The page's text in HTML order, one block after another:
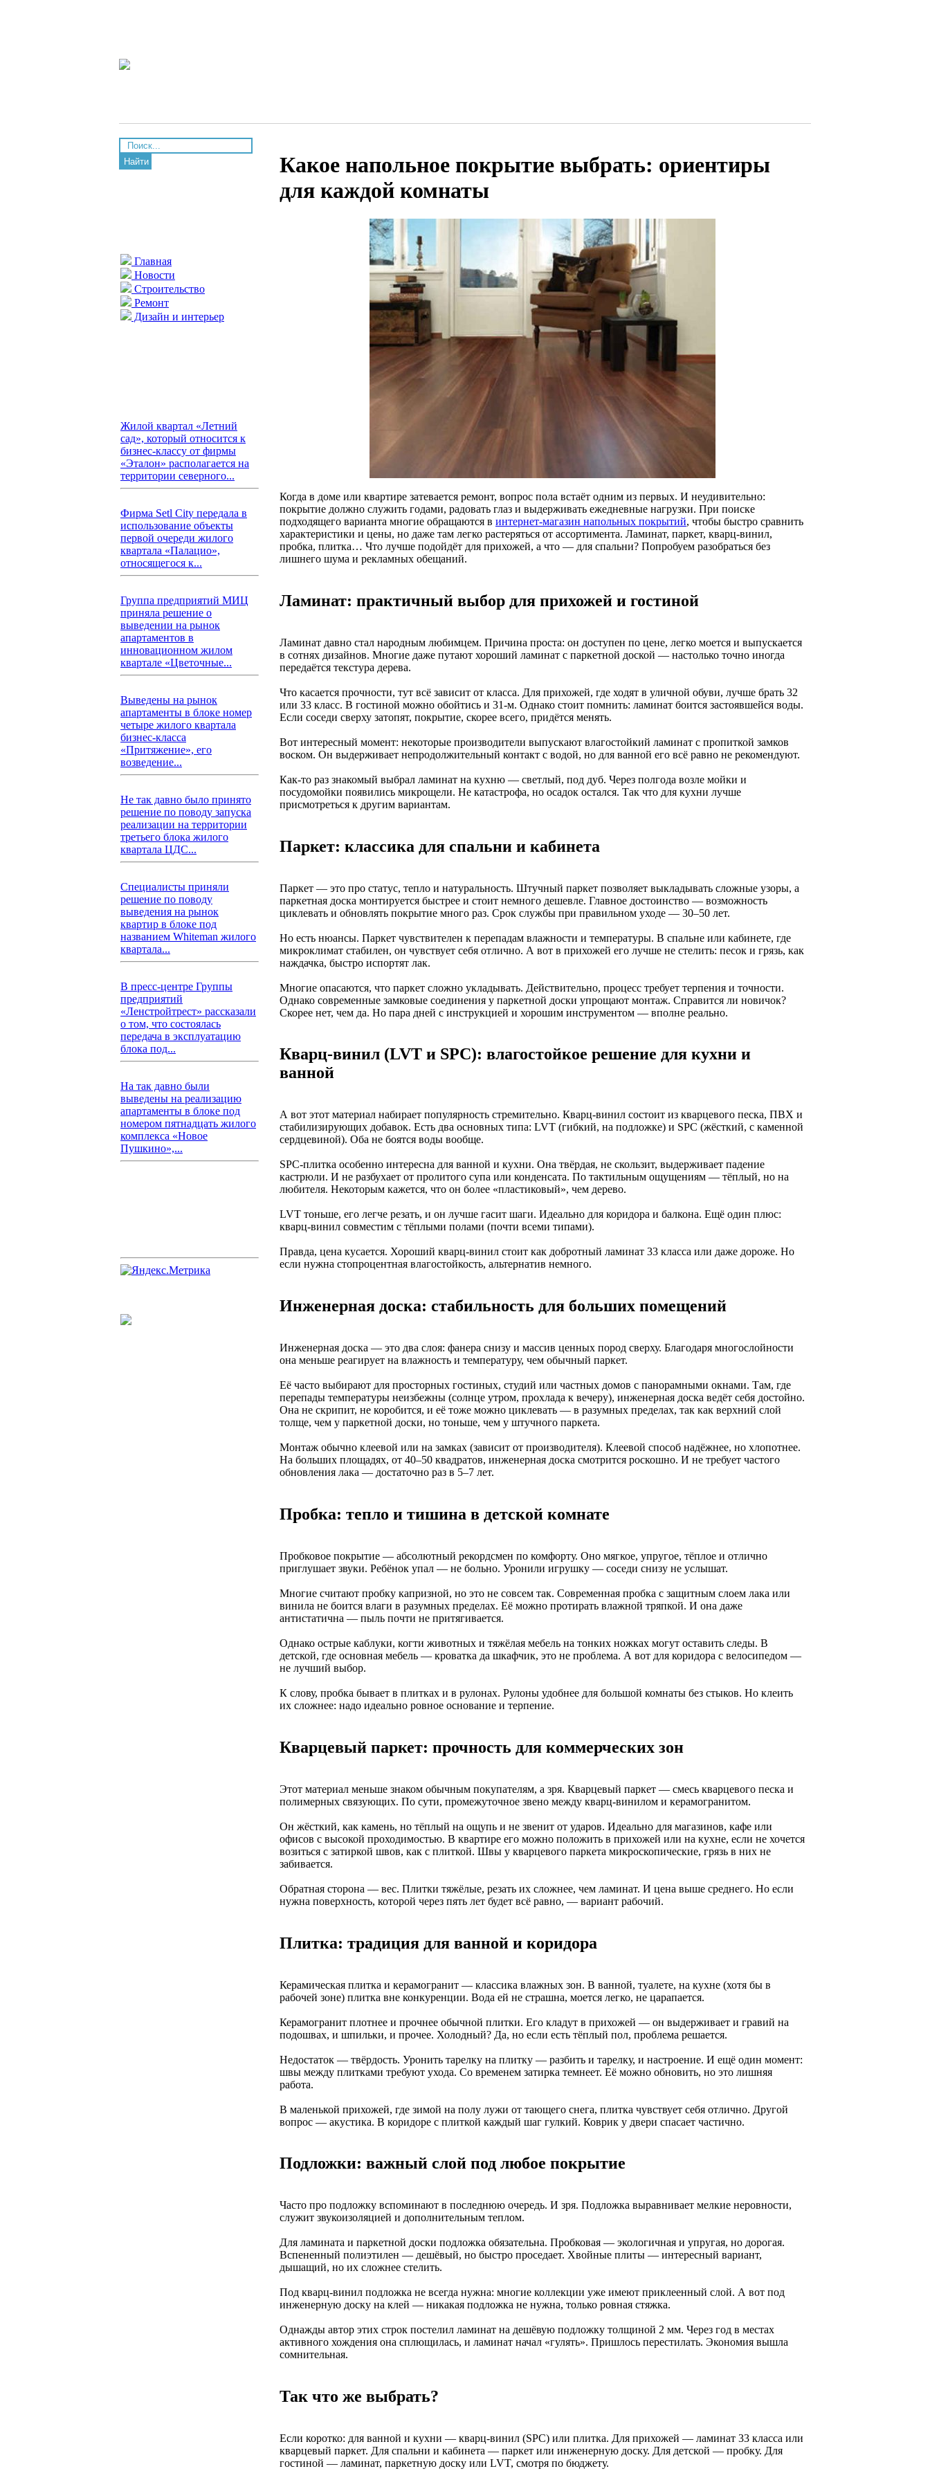
Найти
Главная
Новости
Строительство
Ремонт
Дизайн и интерьер
Жилой квартал «Летний
сад», который относится к
бизнес-классу от фирмы
«Эталон» располагается на
территории северного...
Фирма Setl City передала в
использование объекты
первой очереди жилого
квартала «Палацио»,
относящегося к...
Группа предприятий МИЦ
приняла решение о
выведении на рынок
апартаментов в
инновационном жилом
квартале «Цветочные...
Выведены на рынок
апартаменты в блоке номер
четыре жилого квартала
бизнес-класса
«Притяжение», его
возведение...
Не так давно было принято
решение по поводу запуска
реализации на территории
третьего блока жилого
квартала ЦДС...
Специалисты приняли
решение по поводу
выведения на рынок
квартир в блоке под
названием Whiteman жилого
квартала...
В пресс-центре Группы
предприятий
«Ленстройтрест» рассказали
о том, что состоялась
передача в эксплуатацию
блока под...
На так давно были
выведены на реализацию
апартаменты в блоке под
номером пятнадцать жилого
комплекса «Новое
Пушкино»,...
Какое напольное покрытие выбрать: ориентиры
для каждой комнаты
Когда в доме или квартире затевается ремонт, вопрос пола встаёт одним из первых. И неудивительно:
покрытие должно служить годами, радовать глаз и выдерживать ежедневные нагрузки. При поиске
подходящего варианта многие обращаются в интернет-магазин напольных покрытий, чтобы быстро сравнить
характеристики и цены, но даже там легко растеряться от ассортимента. Ламинат, паркет, кварц-винил,
пробка, плитка… Что лучше подойдёт для прихожей, а что — для спальни? Попробуем разобраться без
лишнего шума и рекламных обещаний.
Ламинат: практичный выбор для прихожей и гостиной
Ламинат давно стал народным любимцем. Причина проста: он доступен по цене, легко моется и выпускается
в сотнях дизайнов. Многие даже путают хороший ламинат с паркетной доской — настолько точно иногда
передаётся текстура дерева.
Что касается прочности, тут всё зависит от класса. Для прихожей, где ходят в уличной обуви, лучше брать 32
или 33 класс. В гостиной можно обойтись и 31-м. Однако стоит помнить: ламинат боится застоявшейся воды.
Если соседи сверху затопят, покрытие, скорее всего, придётся менять.
Вот интересный момент: некоторые производители выпускают влагостойкий ламинат с пропиткой замков
воском. Он выдерживает непродолжительный контакт с водой, но для ванной его всё равно не рекомендуют.
Как-то раз знакомый выбрал ламинат на кухню — светлый, под дуб. Через полгода возле мойки и
посудомойки появились микрощели. Не катастрофа, но осадок остался. Так что для кухни лучше
присмотреться к другим вариантам.
Паркет: классика для спальни и кабинета
Паркет — это про статус, тепло и натуральность. Штучный паркет позволяет выкладывать сложные узоры, а
паркетная доска монтируется быстрее и стоит немного дешевле. Главное достоинство — возможность
циклевать и обновлять покрытие много раз. Срок службы при правильном уходе — 30–50 лет.
Но есть нюансы. Паркет чувствителен к перепадам влажности и температуры. В спальне или кабинете, где
микроклимат стабилен, он чувствует себя отлично. А вот в прихожей его лучше не стелить: песок и грязь, как
наждачка, быстро испортят лак.
Многие опасаются, что паркет сложно укладывать. Действительно, процесс требует терпения и точности.
Однако современные замковые соединения у паркетной доски упрощают монтаж. Справится ли новичок?
Скорее нет, чем да. Но пара дней с инструкцией и хорошим инструментом — вполне реально.
Кварц-винил (LVT и SPC): влагостойкое решение для кухни и
ванной
А вот этот материал набирает популярность стремительно. Кварц-винил состоит из кварцевого песка, ПВХ и
стабилизирующих добавок. Есть два основных типа: LVT (гибкий, на подложке) и SPC (жёсткий, с каменной
сердцевиной). Оба не боятся воды вообще.
SPC-плитка особенно интересна для ванной и кухни. Она твёрдая, не скользит, выдерживает падение
кастрюли. И не разбухает от пролитого супа или конденсата. По тактильным ощущениям — тёплый, но на
любителя. Некоторым кажется, что он более «пластиковый», чем дерево.
LVT тоньше, его легче резать, и он лучше гасит шаги. Идеально для коридора и балкона. Ещё один плюс:
кварц-винил совместим с тёплыми полами (почти всеми типами).
Правда, цена кусается. Хороший кварц-винил стоит как добротный ламинат 33 класса или даже дороже. Но
если нужна стопроцентная влагостойкость, альтернатив немного.
Инженерная доска: стабильность для больших помещений
Инженерная доска — это два слоя: фанера снизу и массив ценных пород сверху. Благодаря многослойности
она меньше реагирует на влажность и температуру, чем обычный паркет.
Её часто выбирают для просторных гостиных, студий или частных домов с панорамными окнами. Там, где
перепады температуры неизбежны (солнце утром, прохлада к вечеру), инженерная доска ведёт себя достойно.
Она не скрипит, не коробится, и её тоже можно циклевать — в разумных пределах, так как верхний слой
толще, чем у паркетной доски, но тоньше, чем у штучного паркета.
Монтаж обычно клеевой или на замках (зависит от производителя). Клеевой способ надёжнее, но хлопотнее.
На больших площадях, от 40–50 квадратов, инженерная доска смотрится роскошно. И не требует частого
обновления лака — достаточно раз в 5–7 лет.
Пробка: тепло и тишина в детской комнате
Пробковое покрытие — абсолютный рекордсмен по комфорту. Оно мягкое, упругое, тёплое и отлично
приглушает звуки. Ребёнок упал — не больно. Уронили игрушку — соседи снизу не услышат.
Многие считают пробку капризной, но это не совсем так. Современная пробка с защитным слоем лака или
винила не боится влаги в разумных пределах. Её можно протирать влажной тряпкой. И она даже
антистатична — пыль почти не притягивается.
Однако острые каблуки, когти животных и тяжёлая мебель на тонких ножках могут оставить следы. В
детской, где основная мебель — кроватка да шкафчик, это не проблема. А вот для коридора с велосипедом —
не лучший выбор.
К слову, пробка бывает в плитках и в рулонах. Рулоны удобнее для большой комнаты без стыков. Но клеить
их сложнее: надо идеально ровное основание и терпение.
Кварцевый паркет: прочность для коммерческих зон
Этот материал меньше знаком обычным покупателям, а зря. Кварцевый паркет — смесь кварцевого песка и
полимерных связующих. По сути, промежуточное звено между кварц-винилом и керамогранитом.
Он жёсткий, как камень, но тёплый на ощупь и не звенит от ударов. Идеально для магазинов, кафе или
офисов с высокой проходимостью. В квартире его можно положить в прихожей или на кухне, если не хочется
возиться с затиркой швов, как с плиткой. Швы у кварцевого паркета микроскопические, грязь в них не
забивается.
Обратная сторона — вес. Плитки тяжёлые, резать их сложнее, чем ламинат. И цена выше среднего. Но если
нужна поверхность, которой через пять лет будет всё равно, — вариант рабочий.
Плитка: традиция для ванной и коридора
Керамическая плитка и керамогранит — классика влажных зон. В ванной, туалете, на кухне (хотя бы в
рабочей зоне) плитка вне конкуренции. Вода ей не страшна, моется легко, не царапается.
Керамогранит плотнее и прочнее обычной плитки. Его кладут в прихожей — он выдерживает и гравий на
подошвах, и шпильки, и прочее. Холодный? Да, но если есть тёплый пол, проблема решается.
Недостаток — твёрдость. Уронить тарелку на плитку — разбить и тарелку, и настроение. И ещё один момент:
швы между плитками требуют ухода. Со временем затирка темнеет. Её можно обновить, но это лишняя
работа.
В маленькой прихожей, где зимой на полу лужи от тающего снега, плитка чувствует себя отлично. Другой
вопрос — акустика. В коридоре с плиткой каждый шаг гулкий. Коврик у двери спасает частично.
Подложки: важный слой под любое покрытие
Часто про подложку вспоминают в последнюю очередь. И зря. Подложка выравнивает мелкие неровности,
служит звукоизоляцией и дополнительным теплом.
Для ламината и паркетной доски подложка обязательна. Пробковая — экологичная и упругая, но дорогая.
Вспененный полиэтилен — дешёвый, но быстро проседает. Хвойные плиты — интересный вариант,
дышащий, но их сложнее стелить.
Под кварц-винил подложка не всегда нужна: многие коллекции уже имеют приклеенный слой. А вот под
инженерную доску на клей — никакая подложка не нужна, только ровная стяжка.
Однажды автор этих строк постелил ламинат на дешёвую подложку толщиной 2 мм. Через год в местах
активного хождения она сплющилась, и ламинат начал «гулять». Пришлось перестилать. Экономия вышла
сомнительная.
Так что же выбрать?
Если коротко: для ванной и кухни — кварц-винил (SPC) или плитка. Для прихожей — ламинат 33 класса или
кварцевый паркет. Для спальни и кабинета — паркет или инженерную доску. Для детской — пробку. Для
гостиной — ламинат, паркетную доску или LVT, смотря по бюджету.